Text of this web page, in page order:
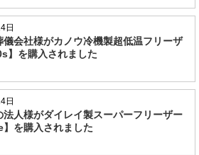
日
儀会社様がカノウ冷機製超低温フリーザ
】を購入されました
日
法人様がダイレイ製スーパーフリーザー
】を購入されました